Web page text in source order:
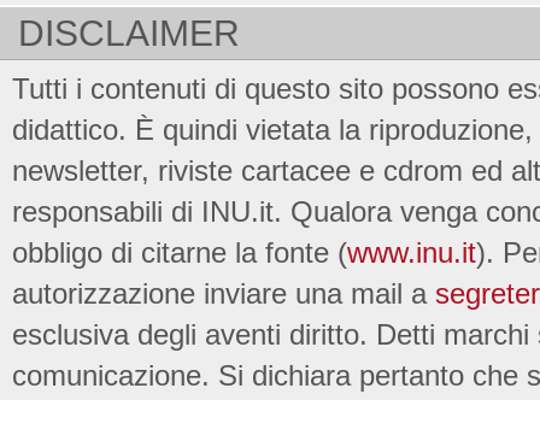
DISCLAIMER
Tutti i contenuti di questo sito possono
didattico. È quindi vietata la
newsletter, riviste cartacee e cdrom ed
responsabili di INU.it. Qualora venga
obbligo di citarne la fonte (www.inu.it).
autorizzazione inviare una mail a
esclusiva degli aventi diritto. Detti
comunicazione. Si dichiara pertanto che